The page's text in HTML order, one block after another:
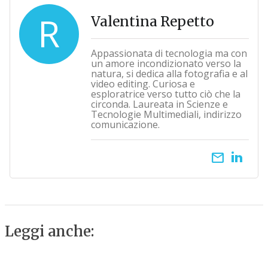
R Valentina Repetto
Appassionata di tecnologia ma con
un amore incondizionato verso la
natura, si dedica alla fotografia e al
video editing. Curiosa e
esploratrice verso tutto ciò che la
circonda. Laureata in Scienze e
Tecnologie Multimediali, indirizzo
comunicazione.
email
Leggi anche: